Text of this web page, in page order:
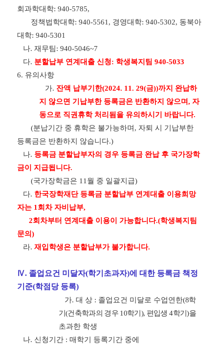
회과학대학: 940-5785,
정책법학대학: 940-5561, 경영대학: 940-5302, 동북아
대학: 940-5301
나. 재무팀: 940-5046~7
다. 분할납부 연계대출 신청: 학생복지팀 940-5033
6. 유의사항
가. 잔액 납부기한(2024. 11. 29(금))까지 완납하
지 않으면 기납부한 등록금은 반환하지 않으며,자
동으로 직권휴학 처리됨을 유의하시기 바랍니다.
(분납기간 중 휴학은 불가능하며 , 자퇴 시 기납부한
등록금은 반환하지 않습니다.)
나. 등록금 분할납부자의 경우 등록금 완납 후 국가장학
금이 지급됩니다.
(국가장학금은 11 월 중 일괄지급)
다. 한국장학재단 등록금 분할납부 연계대출 이용희망
자는 1 회차 자비납부,
2회차부터 연계대출 이용이 가능합니다.(학생복지팀
문의)
라. 재입학생은 분할납부가 불가합니다.
Ⅳ. 졸업요건 미달자(학기초과자)에 대한 등록금 책정
기준(학점당 등록)
가. 대 상 : 졸업요건 미달로 수업연한(8학
기(건축학과의 경우 10학기 ), 편입생4학기)을
초과한 학생
나. 신청기간 : 매학기 등록기간 중에